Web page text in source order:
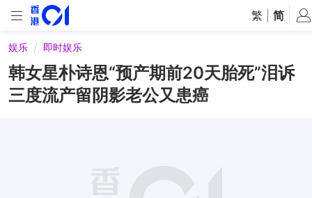
繁 简
娱乐 即时娱乐
韩女星朴诗恩“预产期前20天胎死”泪诉
三度流产留阴影老公又患癌